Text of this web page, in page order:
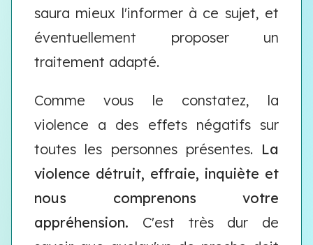
saura mieux l'informer à ce sujet, et
éventuellement proposer un
traitement adapté.
Comme vous le constatez, la
violence a des effets négatifs sur
toutes les personnes présentes. La
violence détruit, effraie, inquiète et
nous comprenons votre
appréhension. C'est très dur de